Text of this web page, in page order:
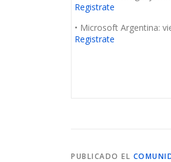
Registrate
• Microsoft Argentina:
Registrate
PUBLICADO EL